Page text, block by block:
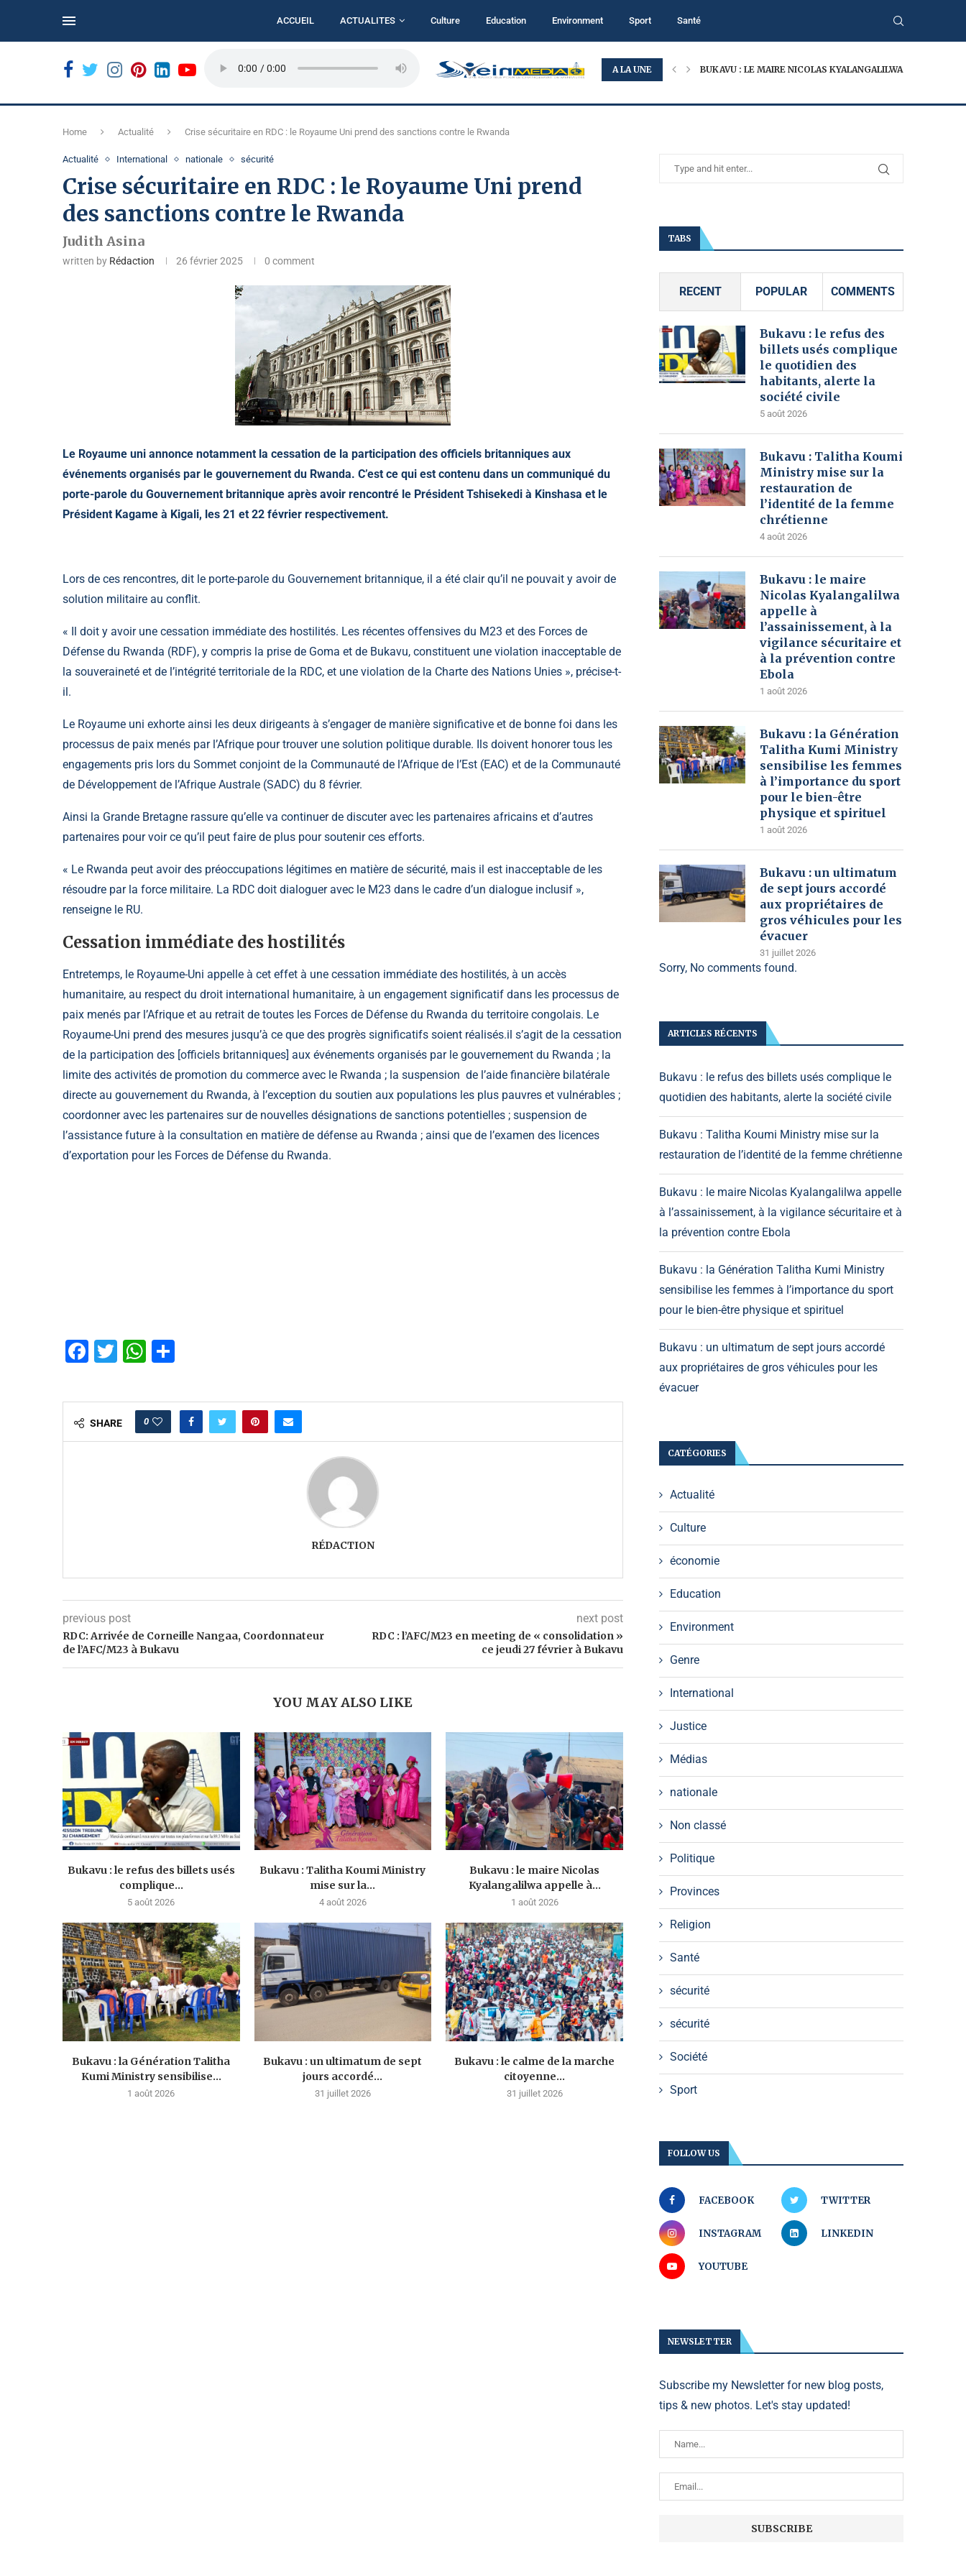
ACCUEIL ACTUALITES Culture Education Environment Sport Santé
A LA UNE
BUKAVU : LE REFUS DES BILLETS USÉS COMPLIQUE... BUKAVU : TALITHA KOUMI MINISTRY MISE SUR LA... BUKAVU : LE MAIRE NICOLAS KYALANGALILWA APPELLE À...
Home Actualité Crise sécuritaire en RDC : le Royaume Uni prend des sanctions contre le Rwanda
Actualité International nationale sécurité
Crise sécuritaire en RDC : le Royaume Uni prend
des sanctions contre le Rwanda
Judith Asina
written by Rédaction 26 février 2025 0 comment
Le Royaume uni annonce notamment la cessation de la participation des officiels britanniques aux
événements organisés par le gouvernement du Rwanda. C’est ce qui est contenu dans un communiqué du
porte-parole du Gouvernement britannique après avoir rencontré le Président Tshisekedi à Kinshasa et le
Président Kagame à Kigali, les 21 et 22 février respectivement.
Lors de ces rencontres, dit le porte-parole du Gouvernement britannique, il a été clair qu’il ne pouvait y avoir de
solution militaire au conflit.
« Il doit y avoir une cessation immédiate des hostilités. Les récentes offensives du M23 et des Forces de
Défense du Rwanda (RDF), y compris la prise de Goma et de Bukavu, constituent une violation inacceptable de
la souveraineté et de l’intégrité territoriale de la RDC, et une violation de la Charte des Nations Unies », précise-t-
il.
Le Royaume uni exhorte ainsi les deux dirigeants à s’engager de manière significative et de bonne foi dans les
processus de paix menés par l’Afrique pour trouver une solution politique durable. Ils doivent honorer tous les
engagements pris lors du Sommet conjoint de la Communauté de l’Afrique de l’Est (EAC) et de la Communauté
de Développement de l’Afrique Australe (SADC) du 8 février.
Ainsi la Grande Bretagne rassure qu’elle va continuer de discuter avec les partenaires africains et d’autres
partenaires pour voir ce qu’il peut faire de plus pour soutenir ces efforts.
« Le Rwanda peut avoir des préoccupations légitimes en matière de sécurité, mais il est inacceptable de les
résoudre par la force militaire. La RDC doit dialoguer avec le M23 dans le cadre d’un dialogue inclusif »,
renseigne le RU.
Cessation immédiate des hostilités
Entretemps, le Royaume-Uni appelle à cet effet à une cessation immédiate des hostilités, à un accès
humanitaire, au respect du droit international humanitaire, à un engagement significatif dans les processus de
paix menés par l’Afrique et au retrait de toutes les Forces de Défense du Rwanda du territoire congolais. Le
Royaume-Uni prend des mesures jusqu’à ce que des progrès significatifs soient réalisés.il s’agit de la cessation
de la participation des [officiels britanniques] aux événements organisés par le gouvernement du Rwanda ; la
limite des activités de promotion du commerce avec le Rwanda ; la suspension de l’aide financière bilatérale
directe au gouvernement du Rwanda, à l’exception du soutien aux populations les plus pauvres et vulnérables ;
coordonner avec les partenaires sur de nouvelles désignations de sanctions potentielles ; suspension de
l’assistance future à la consultation en matière de défense au Rwanda ; ainsi que de l’examen des licences
d’exportation pour les Forces de Défense du Rwanda.
Facebook
TwitterWhatsApp
SHARE 0
RÉDACTION
previous post
RDC: Arrivée de Corneille Nangaa, Coordonnateur
de l’AFC/M23 à Bukavu
next post
RDC : l’AFC/M23 en meeting de « consolidation »
ce jeudi 27 février à Bukavu
YOU MAY ALSO LIKE
Bukavu : le refus des billets usés
complique...
5 août 2026
Bukavu : Talitha Koumi Ministry
mise sur la...
4 août 2026
Bukavu : le maire Nicolas
Kyalangalilwa appelle à...
1 août 2026
Bukavu : la Génération Talitha
Kumi Ministry sensibilise...
1 août 2026
Bukavu : un ultimatum de sept
jours accordé...
31 juillet 2026
Bukavu : le calme de la marche
citoyenne...
31 juillet 2026
TABS
RECENT POPULAR COMMENTS
Bukavu : le refus des
billets usés complique
le quotidien des
habitants, alerte la
société civile
5 août 2026
Bukavu : Talitha Koumi
Ministry mise sur la
restauration de
l’identité de la femme
chrétienne
4 août 2026
Bukavu : le maire
Nicolas Kyalangalilwa
appelle à
l’assainissement, à la
vigilance sécuritaire et
à la prévention contre
Ebola
1 août 2026
Bukavu : la Génération
Talitha Kumi Ministry
sensibilise les femmes
à l’importance du sport
pour le bien-être
physique et spirituel
1 août 2026
Bukavu : un ultimatum
de sept jours accordé
aux propriétaires de
gros véhicules pour les
évacuer
31 juillet 2026
Sorry, No comments found.
ARTICLES RÉCENTS
Bukavu : le refus des billets usés complique le
quotidien des habitants, alerte la société civile
Bukavu : Talitha Koumi Ministry mise sur la
restauration de l’identité de la femme chrétienne
Bukavu : le maire Nicolas Kyalangalilwa appelle
à l’assainissement, à la vigilance sécuritaire et à
la prévention contre Ebola
Bukavu : la Génération Talitha Kumi Ministry
sensibilise les femmes à l’importance du sport
pour le bien-être physique et spirituel
Bukavu : un ultimatum de sept jours accordé
aux propriétaires de gros véhicules pour les
évacuer
CATÉGORIES
Actualité
Culture
économie
Education
Environment
Genre
International
Justice
Médias
nationale
Non classé
Politique
Provinces
Religion
Santé
sécurité
sécurité
Société
Sport
FOLLOW US
FACEBOOK TWITTER
INSTAGRAM LINKEDIN
YOUTUBE
NEWSLETTER
Subscribe my Newsletter for new blog posts,
tips & new photos. Let's stay updated!